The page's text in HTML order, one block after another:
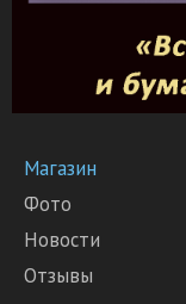
Магазин
Фото
Новости
Отзывы